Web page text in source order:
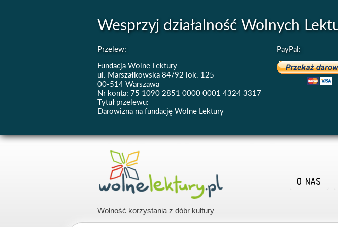
Wesprzyj działalność Wolnych
Przelew:
Fundacja Wolne Lektury
ul. Marszałkowska 84/92 lok. 125
00-514 Warszawa
Nr konta: 75 1090 2851 0000 0001 4324 3317
Tytuł przelewu:
Darowizna na fundację Wolne Lektury
PayPal:
Wolność korzystania z dóbr kultury
O NAS